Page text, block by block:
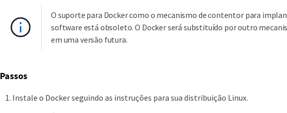
O suporte para Docker como o mecanismo de contentor para
software está obsoleto. O Docker será substituído por outro
em uma versão futura.
Passos
Instale o Docker seguindo as instruções para sua distribuição Linux.